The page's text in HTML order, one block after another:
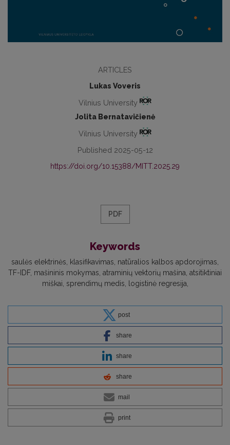
ARTICLES
Lukas Voveris
Vilnius University
Jolita Bernatavičienė
Vilnius University
Published 2025-05-12
https://doi.org/10.15388/MITT.2025.29
PDF
Keywords
saulės elektrinės klasifikavimas natūralios kalbos apdorojimas
TF-IDF mašininis mokymas atraminių vektorių mašina atsitiktiniai
miškai sprendimų medis logistinė regresija
post
share
share
share
mail
print